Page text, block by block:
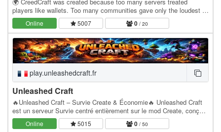
players like wallets. Too many communities gave only the loudest or
earliest players a voice. So CreedCraft was…
Online 5007 0 / 20
play.unleashedcraft.fr
Unleashed Craft
🔥Unleashed Craft – Survie Create & Économie🔥 Unleashed Craft
est un serveur Survie centré entièrement sur le mod Create, conçu
pour les joueurs qui aiment automatiser,…
Online 5015 0 / 50